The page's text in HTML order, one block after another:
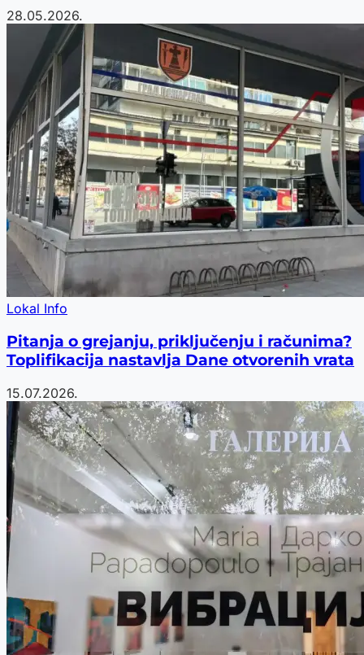
28.05.2026.
Lokal Info
Pitanja o grejanju, priključenju i računima?
Toplifikacija nastavlja Dane otvorenih vrata
15.07.2026.